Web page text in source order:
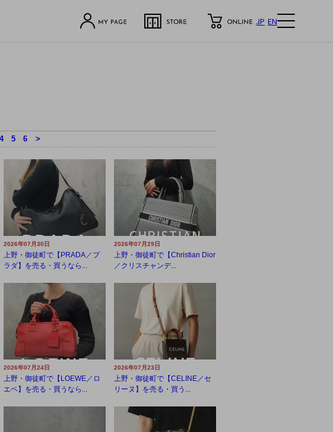
JP EN
4 5 6 >
2026年07月30日
上野・御徒町で【PRADA／プ
ラダ】を売る・買うなら...
2026年07月29日
上野・御徒町で【Christian Dior
／クリスチャンデ...
2026年07月24日
上野・御徒町で【LOEWE／ロ
エベ】を売る・買うなら...
2026年07月23日
上野・御徒町で【CELINE／セ
リーヌ】を売る・買う...